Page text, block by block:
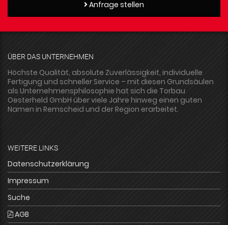
Anfrage stellen
ÜBER DAS UNTERNEHMEN
Höchste Qualität, absolute Zuverlässigkeit, individuelle
Fertigung und schneller Service – mit diesen Grundsäulen
als Unternehmensphilosophie hat sich die Torbau
Oesterheld GmbH über viele Jahre hinweg einen guten
Namen in Remscheid und der Region erarbeitet.
WEITERE LINKS
Datenschutzerklärung
Impressum
Suche
AGB